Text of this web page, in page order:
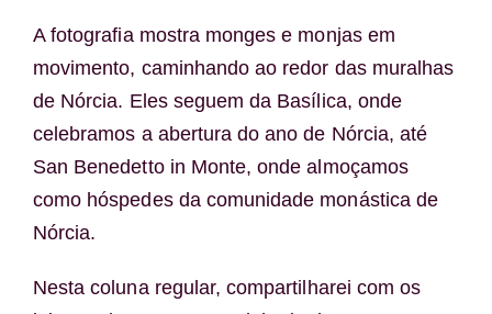
A fotografia mostra monges e monjas em
movimento, caminhando ao redor das muralhas
de Nórcia. Eles seguem da Basílica, onde
celebramos a abertura do ano de Nórcia, até
San Benedetto in Monte, onde almoçamos
como hóspedes da comunidade monástica de
Nórcia.
Nesta coluna regular, compartilharei com os